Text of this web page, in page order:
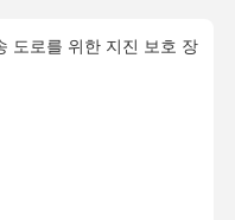
도로를 위한 지진 보호 장